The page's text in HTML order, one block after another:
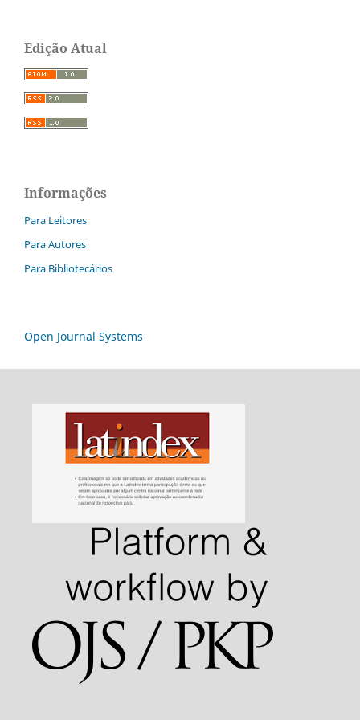
Edição Atual
Informações
Para Leitores
Para Autores
Para Bibliotecários
Open Journal Systems